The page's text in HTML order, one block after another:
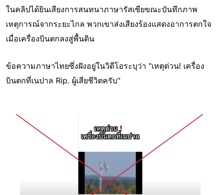
ในคลิปได้ยินเสียงการสนทนาภาษารัสเซียขณะบันทึกภาพ
เหตุการณ์จากระยะไกล พวกเขาส่งเสียงร้องแสดงอาการตกใจ
เมื่อเครื่องบินตกลงสู่พื้นดิน
ข้อความภาษาไทยซึ่งฝังอยู่ในวิดีโอระบุว่า "เหตุด่วน! เครื่อง
บินตกที่เนปาล Rip. ผู้เสียชีวิตครับ"
Image